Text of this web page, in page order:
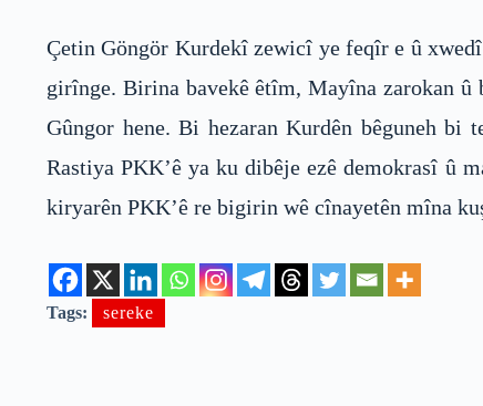
Çetin Göngör Kurdekî zewicî ye feqîr e û
girînge. Birina bavekê êtîm, Mayîna zarokan û
Gûngor hene. Bi hezaran Kurdên bêguneh bi
Rastiya PKK’ê ya ku dibêje ezê demokrasî û
kiryarên PKK’ê re bigirin wê cînayetên mîna
Tags: sereke